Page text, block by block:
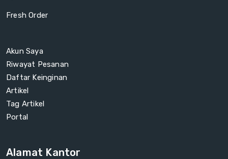
Fresh Order
Akun Saya
Riwayat Pesanan
Daftar Keinginan
Artikel
Tag Artikel
Portal
Alamat Kantor